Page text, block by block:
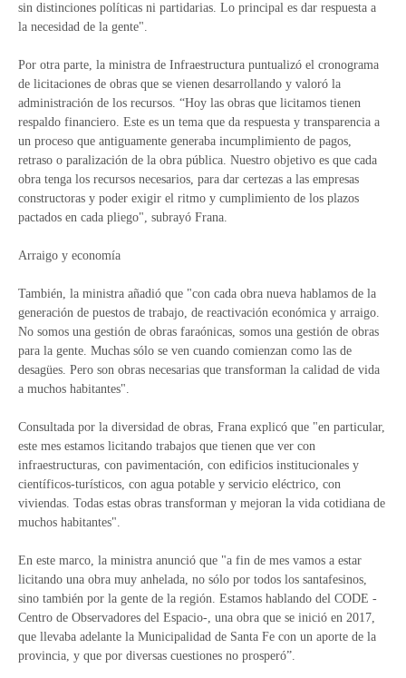
sin distinciones políticas ni partidarias. Lo principal es dar respuesta a
la necesidad de la gente".
Por otra parte, la ministra de Infraestructura puntualizó el cronograma
de licitaciones de obras que se vienen desarrollando y valoró la
administración de los recursos. “Hoy las obras que licitamos tienen
respaldo financiero. Este es un tema que da respuesta y transparencia a
un proceso que antiguamente generaba incumplimiento de pagos,
retraso o paralización de la obra pública. Nuestro objetivo es que cada
obra tenga los recursos necesarios, para dar certezas a las empresas
constructoras y poder exigir el ritmo y cumplimiento de los plazos
pactados en cada pliego", subrayó Frana.
Arraigo y economía
También, la ministra añadió que "con cada obra nueva hablamos de la
generación de puestos de trabajo, de reactivación económica y arraigo.
No somos una gestión de obras faraónicas, somos una gestión de obras
para la gente. Muchas sólo se ven cuando comienzan como las de
desagües. Pero son obras necesarias que transforman la calidad de vida
a muchos habitantes".
Consultada por la diversidad de obras, Frana explicó que "en particular,
este mes estamos licitando trabajos que tienen que ver con
infraestructuras, con pavimentación, con edificios institucionales y
científicos-turísticos, con agua potable y servicio eléctrico, con
viviendas. Todas estas obras transforman y mejoran la vida cotidiana de
muchos habitantes".
En este marco, la ministra anunció que "a fin de mes vamos a estar
licitando una obra muy anhelada, no sólo por todos los santafesinos,
sino también por la gente de la región. Estamos hablando del CODE -
Centro de Observadores del Espacio-, una obra que se inició en 2017,
que llevaba adelante la Municipalidad de Santa Fe con un aporte de la
provincia, y que por diversas cuestiones no prosperó”.